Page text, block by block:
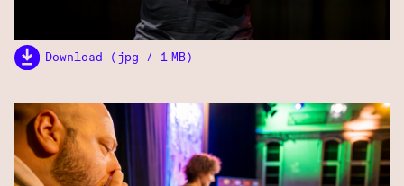
Download (jpg / 1 MB)